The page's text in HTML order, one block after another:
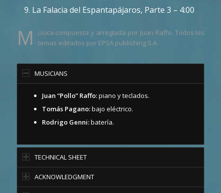
La Falacia del Espantapájaros, Parte 3 – 4:00
M
úsica compuesta y arreglada por Juan Raffo. Todos los
temas editados por EPSA publishing S.A.
MUSICIANS
Juan “Pollo” Raffo:piano y teclados.
Tomás Pagano:bajo eléctrico.
Rodrigo Genni:batería.
TECHNICAL SHEET
ACKNOWLEDGMENT